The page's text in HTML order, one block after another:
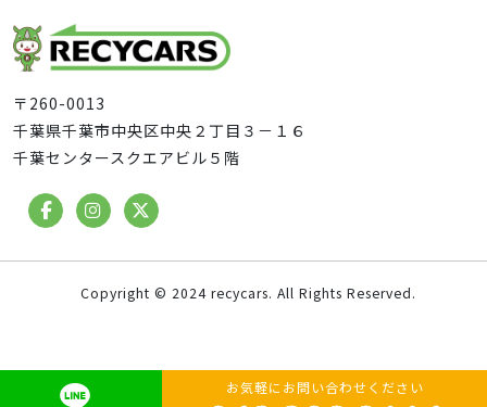
お気軽にお問い合わせください
〒260-0013
千葉県千葉市中央区中央２丁目３－１６
千葉センタースクエアビル５階
Copyright © 2024 recycars. All Rights Reserved.